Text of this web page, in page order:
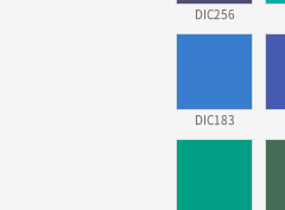
DIC256
DIC183